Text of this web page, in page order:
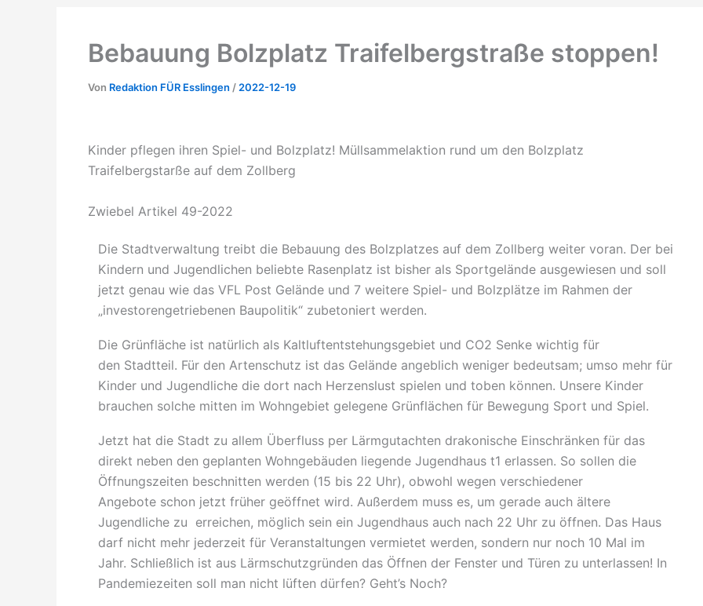
Bebauung Bolzplatz Traifelbergstraße stoppen!
Von Redaktion FÜR Esslingen / 2022-12-19
Kinder pflegen ihren Spiel- und Bolzplatz! Müllsammelaktion rund um den Bolzplatz
Traifelbergstarße auf dem Zollberg
Zwiebel Artikel 49-2022
Die Stadtverwaltung treibt die Bebauung des Bolzplatzes auf dem Zollberg weiter voran. Der bei
Kindern und Jugendlichen beliebte Rasenplatz ist bisher als Sportgelände ausgewiesen und soll
jetzt genau wie das VFL Post Gelände und 7 weitere Spiel- und Bolzplätze im Rahmen der
„investorengetriebenen Baupolitik“ zubetoniert werden.
Die Grünfläche ist natürlich als Kaltluftentstehungsgebiet und CO2 Senke wichtig für
den Stadtteil. Für den Artenschutz ist das Gelände angeblich weniger bedeutsam; umso mehr für
Kinder und Jugendliche die dort nach Herzenslust spielen und toben können. Unsere Kinder
brauchen solche mitten im Wohngebiet gelegene Grünflächen für Bewegung Sport und Spiel.
Jetzt hat die Stadt zu allem Überfluss per Lärmgutachten drakonische Einschränken für das
direkt neben den geplanten Wohngebäuden liegende Jugendhaus t1 erlassen. So sollen die
Öffnungszeiten beschnitten werden (15 bis 22 Uhr), obwohl wegen verschiedener
Angebote schon jetzt früher geöffnet wird. Außerdem muss es, um gerade auch ältere
Jugendliche zu erreichen, möglich sein ein Jugendhaus auch nach 22 Uhr zu öffnen. Das Haus
darf nicht mehr jederzeit für Veranstaltungen vermietet werden, sondern nur noch 10 Mal im
Jahr. Schließlich ist aus Lärmschutzgründen das Öffnen der Fenster und Türen zu unterlassen! In
Pandemiezeiten soll man nicht lüften dürfen? Geht’s Noch?